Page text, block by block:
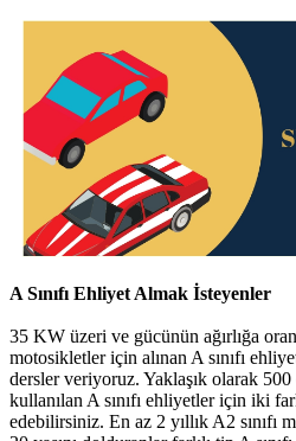
A Sınıfı Ehliyet Almak İsteyenler
35 KW üzeri ve gücünün ağırlığa
motosikletler için alınan A sınıfı
dersler veriyoruz. Yaklaşık olarak
kullanılan A sınıfı ehliyetler için iki
edebilirsiniz. En az 2 yıllık A2 sınıfı